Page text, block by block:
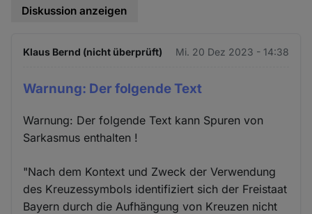
Diskussion anzeigen
Klaus Bernd (nicht überprüft) Mi. 20 Dez 2023 - 14:38
Warnung: Der folgende Text
Warnung: Der folgende Text kann Spuren von
Sarkasmus enthalten !
"Nach dem Kontext und Zweck der Verwendung
des Kreuzessymbols identifiziert sich der Freistaat
Bayern durch die Aufhängung von Kreuzen nicht